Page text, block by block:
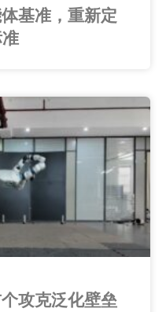
基准，重新定
攻克泛化壁垒